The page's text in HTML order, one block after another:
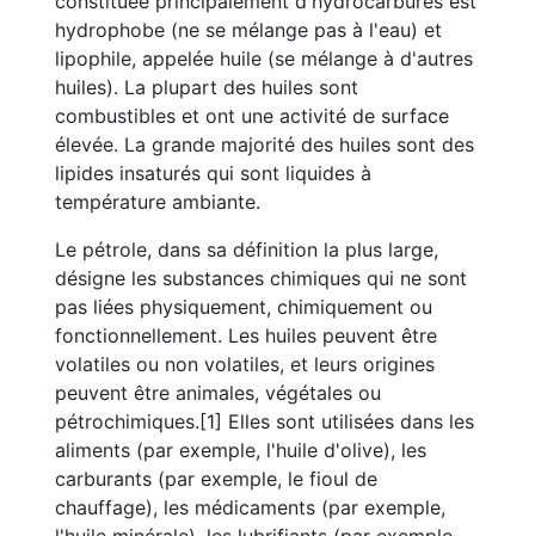
hydrophobe (ne se mélange pas à l'eau) et
lipophile, appelée huile (se mélange à d'autres
huiles). La plupart des huiles sont
combustibles et ont une activité de surface
élevée. La grande majorité des huiles sont des
lipides insaturés qui sont liquides à
température ambiante.
Le pétrole, dans sa définition la plus large,
désigne les substances chimiques qui ne sont
pas liées physiquement, chimiquement ou
fonctionnellement. Les huiles peuvent être
volatiles ou non volatiles, et leurs origines
peuvent être animales, végétales ou
pétrochimiques.[1] Elles sont utilisées dans les
aliments (par exemple, l'huile d'olive), les
carburants (par exemple, le fioul de
chauffage), les médicaments (par exemple,